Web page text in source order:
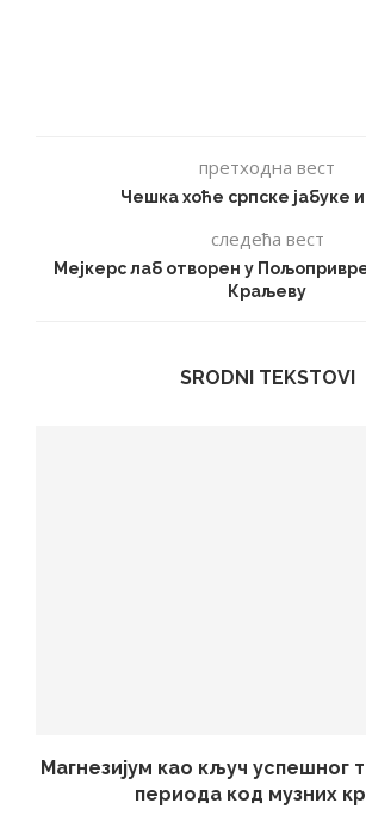
претходна вест
Чешка хоће српске јабуке и
следећа вест
Мејкерс лаб отворен у
Краљеву
SRODNI TEKSTOVI
Магнезијум као кључ успешног
периода код музних